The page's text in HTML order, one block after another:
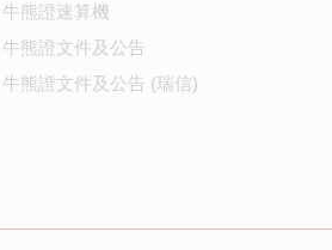
牛熊證速算機
牛熊證文件及公告
牛熊證文件及公告 (瑞信)